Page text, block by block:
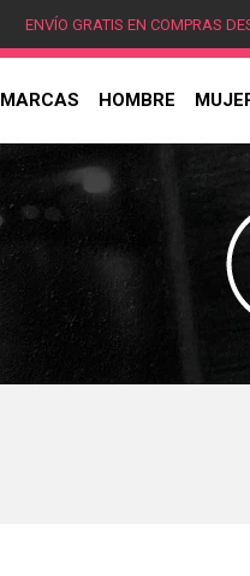
ENVÍO GRATIS EN COMPRAS
MARCAS HOMBRE